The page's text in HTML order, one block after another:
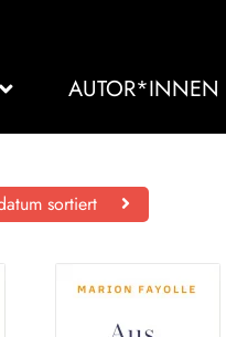
AUTOR*INNEN
sortiert